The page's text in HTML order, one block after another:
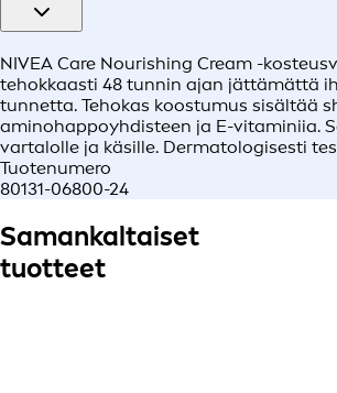
NIVEA Care Nourishing Cream -
tehokkaasti 48 tunnin ajan jättämättä
tunnetta. Tehokas koostumus sisältää
aminohappoyhdisteen ja E-vitaminiia.
vartalolle ja käsille. Dermatologisesti
Tuotenumero
80131-06800-24
Samankaltaiset
tuotteet